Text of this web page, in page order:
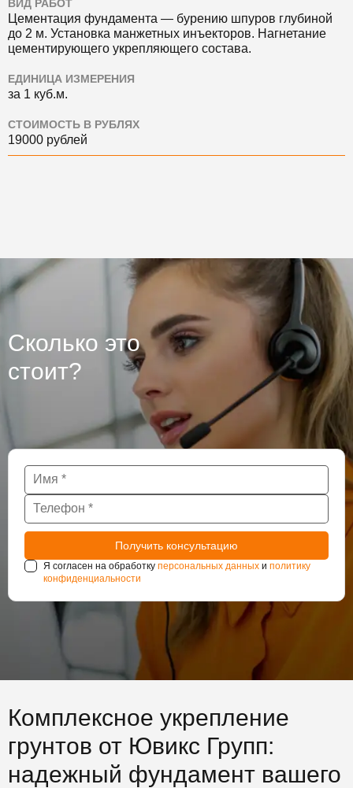
ВИД РАБОТ
Цементация фундамента — бурению шпуров глубиной
до 2 м. Установка манжетных инъекторов. Нагнетание
цементирующего укрепляющего состава.
ЕДИНИЦА ИЗМЕРЕНИЯ
за 1 куб.м.
СТОИМОСТЬ В РУБЛЯХ
19000 рублей
Сколько это
стоит?
Я согласен на обработку персональных данных и политику
конфиденциальности
Комплексное укрепление
грунтов от Ювикс Групп:
надежный фундамент вашего